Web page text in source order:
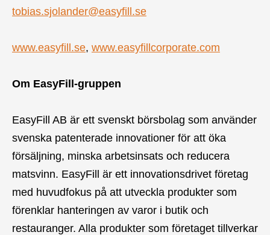
tobias.sjolander@easyfill.se
www.easyfill.se, www.easyfillcorporate.com
Om EasyFill-gruppen
EasyFill AB är ett svenskt börsbolag som använder
svenska patenterade innovationer för att öka
försäljning, minska arbetsinsats och reducera
matsvinn. EasyFill är ett innovationsdrivet företag
med huvudfokus på att utveckla produkter som
förenklar hanteringen av varor i butik och
restauranger. Alla produkter som företaget tillverkar